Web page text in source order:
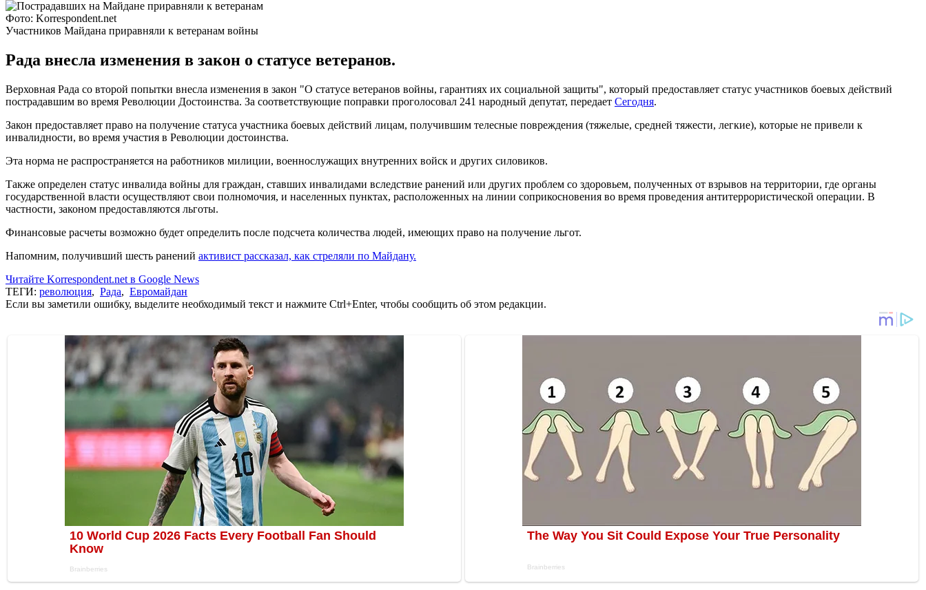
Фото: Korrespondent.net
Участников Майдана приравняли к ветеранам войны
Рада внесла изменения в закон о статусе ветеранов.
Верховная Рада со второй попытки внесла изменения в закон "О статусе ветеранов войны, гарантиях их социальной защиты", который предоставляет статус участников боевых действий
пострадавшим во время Революции Достоинства. За соответствующие поправки проголосовал 241 народный депутат, передает Сегодня.
Закон предоставляет право на получение статуса участника боевых действий лицам, получившим телесные повреждения (тяжелые, средней тяжести, легкие), которые не привели к
инвалидности, во время участия в Революции достоинства.
Эта норма не распространяется на работников милиции, военнослужащих внутренних войск и других силовиков.
Также определен статус инвалида войны для граждан, ставших инвалидами вследствие ранений или других проблем со здоровьем, полученных от взрывов на территории, где органы
государственной власти осуществляют свои полномочия, и населенных пунктах, расположенных на линии соприкосновения во время проведения антитеррористической операции. В
частности, законом предоставляются льготы.
Финансовые расчеты возможно будет определить после подсчета количества людей, имеющих право на получение льгот.
Напомним, получивший шесть ранений активист рассказал, как стреляли по Майдану.
Читайте Korrespondent.net в Google News
ТЕГИ: революция, Рада, Евромайдан
Если вы заметили ошибку, выделите необходимый текст и нажмите Ctrl+Enter, чтобы сообщить об этом редакции.